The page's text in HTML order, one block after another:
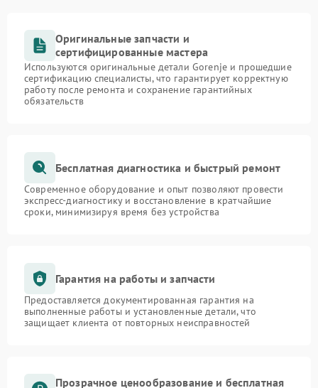
Оригинальные запчасти и
сертифицированные мастера
Используются оригинальные детали Gorenje и прошедшие
сертификацию специалисты, что гарантирует корректную
работу после ремонта и сохранение гарантийных
обязательств
Бесплатная диагностика и быстрый ремонт
Современное оборудование и опыт позволяют провести
экспресс-диагностику и восстановление в кратчайшие
сроки, минимизируя время без устройства
Гарантия на работы и запчасти
Предоставляется документированная гарантия на
выполненные работы и установленные детали, что
защищает клиента от повторных неисправностей
Прозрачное ценообразование и бесплатная